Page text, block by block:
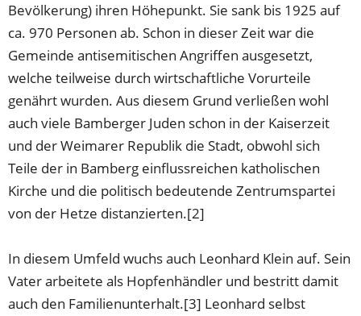
Bevölkerung) ihren Höhepunkt. Sie sank bis 1925 auf
ca. 970 Personen ab. Schon in dieser Zeit war die
Gemeinde antisemitischen Angriffen ausgesetzt,
welche teilweise durch wirtschaftliche Vorurteile
genährt wurden. Aus diesem Grund verließen wohl
auch viele Bamberger Juden schon in der Kaiserzeit
und der Weimarer Republik die Stadt, obwohl sich
Teile der in Bamberg einflussreichen katholischen
Kirche und die politisch bedeutende Zentrumspartei
von der Hetze distanzierten.[2]
In diesem Umfeld wuchs auch Leonhard Klein auf. Sein
Vater arbeitete als Hopfenhändler und bestritt damit
auch den Familienunterhalt.[3] Leonhard selbst